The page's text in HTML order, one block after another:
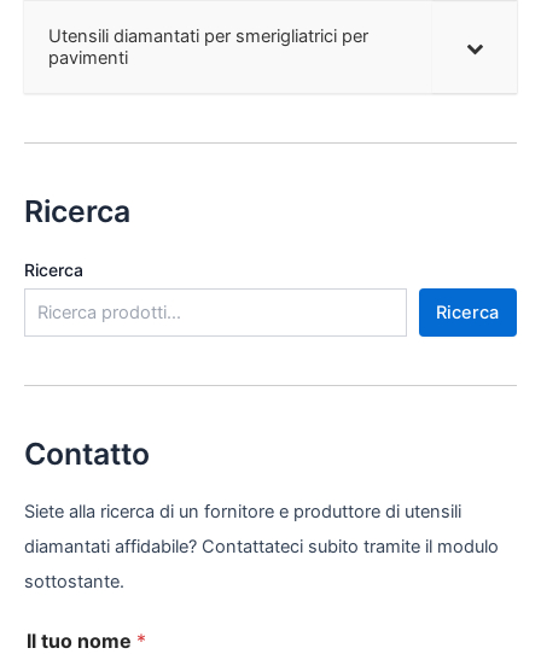
Utensili diamantati per smerigliatrici per
pavimenti
Ricerca
Ricerca
Ricerca
Contatto
Siete alla ricerca di un fornitore e produttore di utensili
diamantati affidabile? Contattateci subito tramite il modulo
sottostante.
Il tuo nome *